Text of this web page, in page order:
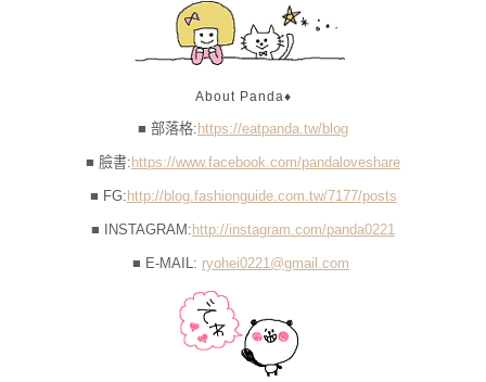
About Panda♦
■ 部落格: https://eatpanda.tw/blog
■ 臉書: https://www.facebook.com/pandaloveshare
■ FG: http://blog.fashionguide.com.tw/7177/posts
■ INSTAGRAM: http://instagram.com/panda0221
■ E-MAIL: ryohei0221@gmail.com